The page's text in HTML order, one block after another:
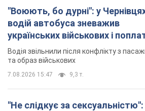
"Воюють, бо дурні": у
водій автобуса зневажив
українських військових і
Відео
Водія звільнили після конфлікту з
та образ військових
7.08.2026 15:47 9,3 т.
"Не слідкує за сексуальністю":